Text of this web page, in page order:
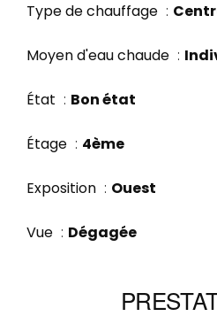
Type de chauffage
Moyen d'eau chaude
État Bon état
Étage 4ème
Exposition Ouest
Vue Dégagée